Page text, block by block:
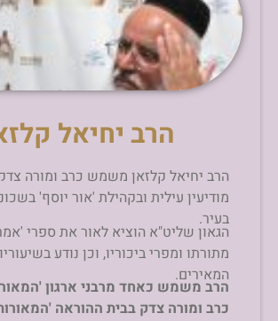
הרב יחיאל
הרב יחיאל קלזאן משמש כרב ומורה
מודיעין עילית ובקהילת 'אור יוסף'
בעיר.
הגאון שליט"א הוציא לאור את ספרי
מתורתו ומפרי ביכוריו, וכן נודע
המאירים.
הרב משמש כאחד מרבני ארגון
כרב ומורה צדק בבית ההוראה